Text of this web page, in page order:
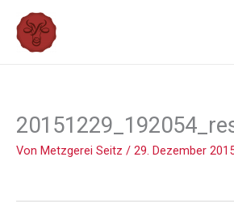
Inhalt
springen
Von Metzgerei Seitz / 29. Dezember